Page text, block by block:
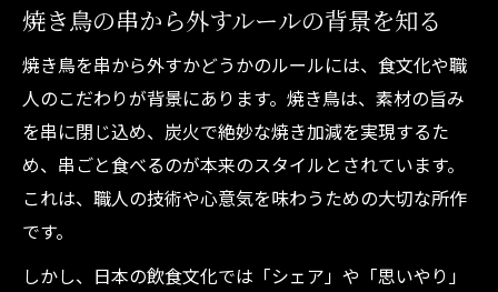
焼き鳥の串から外すルールの背景を知る
焼き鳥を串から外すかどうかのルールには、食文化や職
人のこだわりが背景にあります。焼き鳥は、素材の旨み
を串に閉じ込め、炭火で絶妙な焼き加減を実現するた
め、串ごと食べるのが本来のスタイルとされています。
これは、職人の技術や心意気を味わうための大切な所作
です。
しかし、日本の飲食文化では「シェア」や「思いやり」